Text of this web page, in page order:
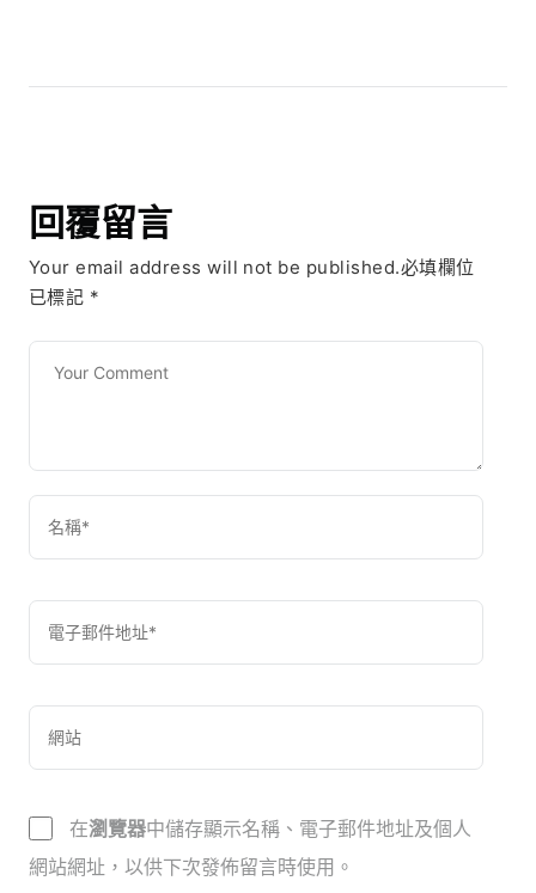
回覆留言
Your email address will not be published.必填欄位
已標記 *
在瀏覽器中儲存顯示名稱、電子郵件地址及個人
網站網址，以供下次發佈留言時使用。